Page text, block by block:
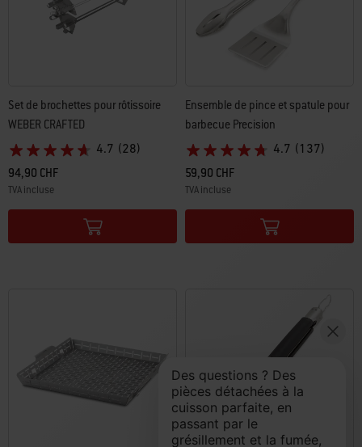
Set de brochettes pour rôtissoire
WEBER CRAFTED​
4.7 (28)
94,90 CHF
TVA incluse
Color Options
Ensemble de pince et spatule pour
barbecue Precision
4.7 (137)
59,90 CHF
TVA incluse
Color Options